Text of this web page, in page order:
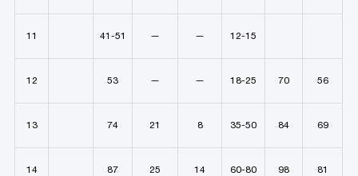
11 41-51 — — 12-15
12 53 — — 18-25 70 56
13 74 21 8 35-50 84 69
14 87 25 14 60-80 98 81